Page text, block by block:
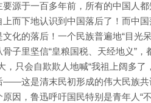
源于一百多年前，所有的中国人都
而下地认识到中国落后了！而中
化的落后！一个民族普遍地“目光
子里坚信“皇粮国税、天经地义”，
，只会自欺欺人地喊“我祖上阔多了
这是清末民初形成的伟大民族
因，鲁迅呼吁国民特别是青年人“不